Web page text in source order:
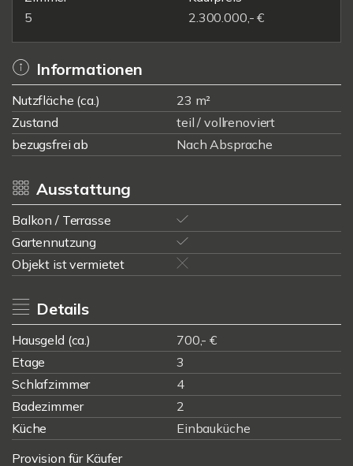
5
2.300.000,- €
Informationen
Nutzfläche (ca.)
23 m²
Zustand
teil / vollrenoviert
bezugsfrei ab
Nach Absprache
Ausstattung
Balkon / Terrasse
Gartennutzung
Objekt ist vermietet
Details
Hausgeld (ca.)
700,- €
Etage
3
Schlafzimmer
4
Badezimmer
2
Küche
Einbauküche
Provision für Käufer